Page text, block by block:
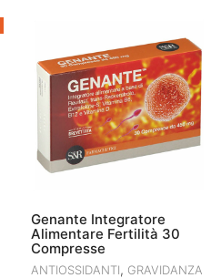
Genante Integratore
Alimentare Fertilità 30
Compresse
ANTIOSSIDANTI, GRAVIDANZA